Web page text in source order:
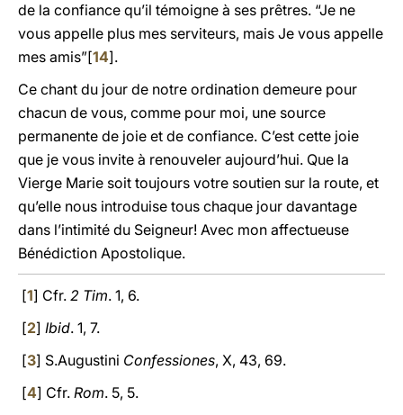
de la confiance qu’il témoigne à ses prêtres. “Je ne
vous appelle plus mes serviteurs, mais Je vous appelle
mes amis”[14].
Ce chant du jour de notre ordination demeure pour
chacun de vous, comme pour moi, une source
permanente de joie et de confiance. C’est cette joie
que je vous invite à renouveler aujourd’hui. Que la
Vierge Marie soit toujours votre soutien sur la route, et
qu’elle nous introduise tous chaque jour davantage
dans l’intimité du Seigneur! Avec mon affectueuse
Bénédiction Apostolique.
[1] Cfr. 2 Tim. 1, 6.
[2] Ibid. 1, 7.
[3] S.Augustini Confessiones, X, 43, 69.
[4] Cfr. Rom. 5, 5.